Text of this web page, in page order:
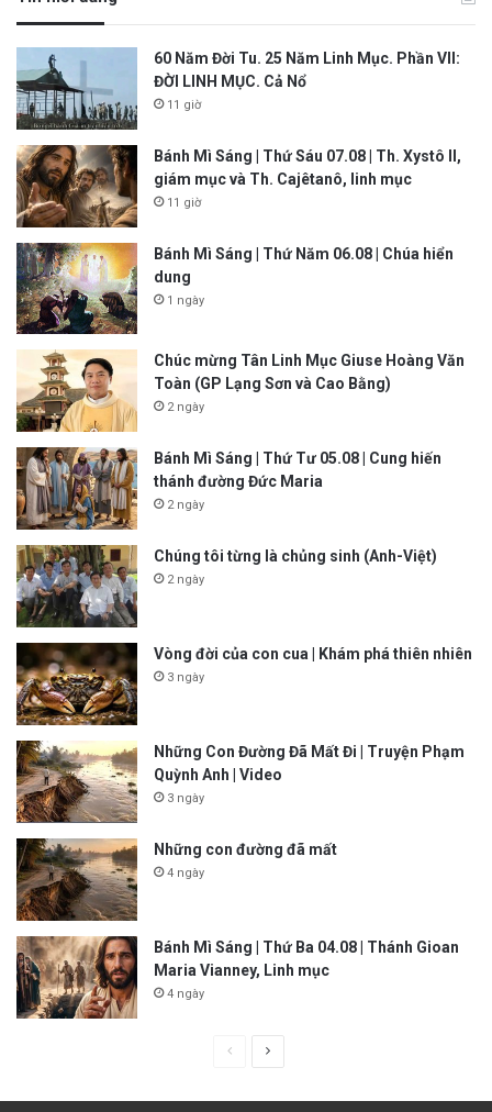
60 Năm Đời Tu. 25 Năm Linh Mục. Phần VII:
ĐỜI LINH MỤC. Cả Nổ
11 giờ
Bánh Mì Sáng | Thứ Sáu 07.08 | Th. Xystô II,
giám mục và Th. Cajêtanô, linh mục
11 giờ
Bánh Mì Sáng | Thứ Năm 06.08 | Chúa hiển
dung
1 ngày
Chúc mừng Tân Linh Mục Giuse Hoàng Văn
Toàn (GP Lạng Sơn và Cao Bằng)
2 ngày
Bánh Mì Sáng | Thứ Tư 05.08 | Cung hiến
thánh đường Đức Maria
2 ngày
Chúng tôi từng là chủng sinh (Anh-Việt)
2 ngày
Vòng đời của con cua | Khám phá thiên nhiên
3 ngày
Những Con Đường Đã Mất Đi | Truyện Phạm
Quỳnh Anh | Video
3 ngày
Những con đường đã mất
4 ngày
Bánh Mì Sáng | Thứ Ba 04.08 | Thánh Gioan
Maria Vianney, Linh mục
4 ngày